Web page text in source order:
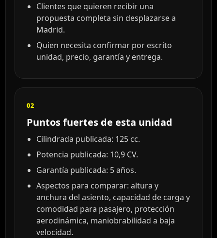
Clientes que quieren recibir una
propuesta completa sin desplazarse a
Madrid.
Quien necesita confirmar por escrito
unidad, precio, garantía y entrega.
02
Puntos fuertes de esta unidad
Cilindrada publicada: 125 cc.
Potencia publicada: 10,9 CV.
Garantía publicada: 5 años.
Aspectos para comparar: altura y
anchura del asiento, capacidad de carga y
comodidad para pasajero, protección
aerodinámica, maniobrabilidad a baja
velocidad.